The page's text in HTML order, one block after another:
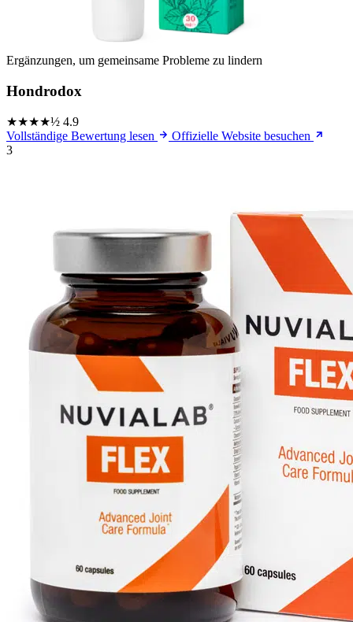
Ergänzungen, um gemeinsame Probleme zu lindern
Hondrodox
★★★★½ 4.9
Vollständige Bewertung lesen
Offizielle Website besuchen
3